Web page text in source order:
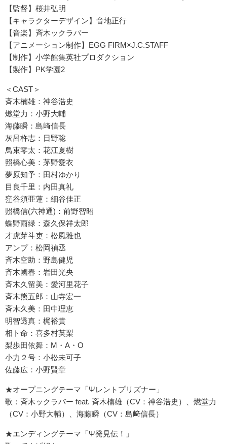
【監督】桜井弘明
【キャラクターデザイン】音地正行
【音楽】斉木ックラバー
【アニメーション制作】EGG FIRM×J.C.STAFF
【制作】小学館集英社プロダクション
【製作】PK学園2
＜CAST＞
斉木楠雄：神谷浩史
燃堂力：小野大輔
海藤瞬：島﨑信長
灰呂杵志：日野聡
鳥束零太：花江夏樹
照橋心美：茅野愛衣
夢原知予：田村ゆかり
目良千里：内田真礼
窪谷須亜蓮：細谷佳正
照橋信(六神通)：前野智昭
蝶野雨緑：森久保祥太郎
才虎芽斗吏：松風雅也
アンプ：松岡禎丞
斉木空助：野島健児
斉木國春：岩田光央
斉木久留美：愛河里花子
斉木熊五郎：山寺宏一
斉木久美：田中理恵
明智透真：梶裕貴
相ト命：喜多村英梨
梨歩田依舞：M・A・O
小力２号：小松未可子
佐藤広：小野賢章
★オープニングテーマ「Ψレントプリズナー」
歌：斉木ックラバー feat. 斉木楠雄（CV：神谷浩史）、燃堂力
（CV：小野大輔）、海藤瞬（CV：島﨑信長）
★エンディングテーマ「Ψ発見伝！」